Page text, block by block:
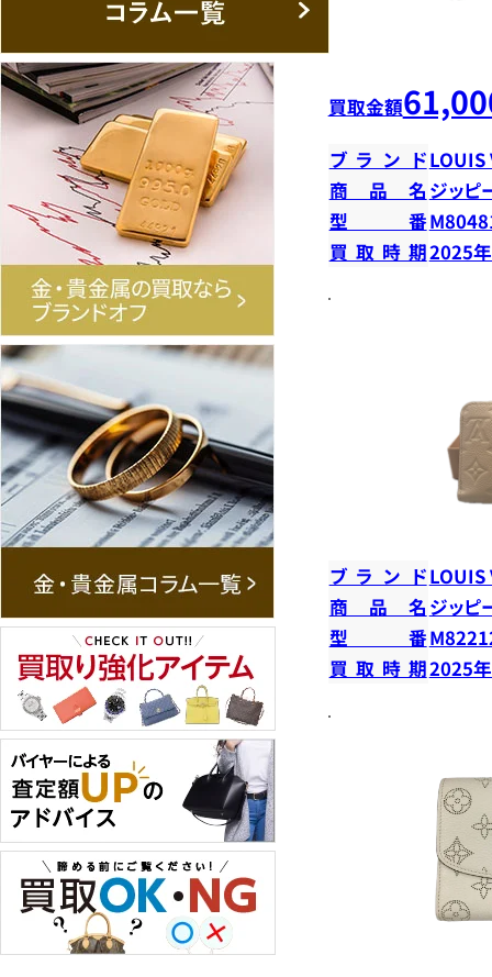
買取金額
ブランドLOUIS
商品名 ジッピ
型番
買取時期2025
ブランドLOUIS
商品名 ジッピ
型番
買取時期2025